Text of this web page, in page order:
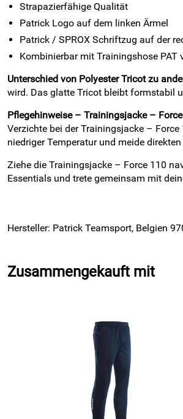
Strapazierfähige Qualität
Patrick Logo auf dem linken Ärmel
Patrick / SPROX Schriftzug auf der
Kombinierbar mit Trainingshose PAT
Unterschied von Polyester Tricot zu
wird. Das glatte Tricot bleibt formstabil
Pflegehinweise – Trainingsjacke –
Verzichte bei der Trainingsjacke –
niedriger Temperatur und meide
Ziehe die Trainingsjacke – Force 110
Essentials und trete gemeinsam mit
Hersteller: Patrick Teamsport, Belgien
Zusammengekauft mit